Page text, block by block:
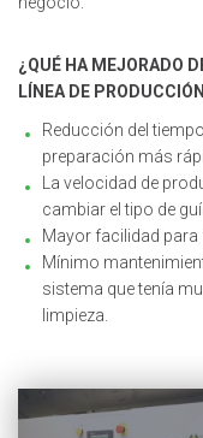
¿QUÉ HA MEJORADO
LÍNEA DE
Reducción del
preparación más
La velocidad de
cambiar el tipo de
Mayor facilidad
Mínimo
sistema que tenía
limpieza.